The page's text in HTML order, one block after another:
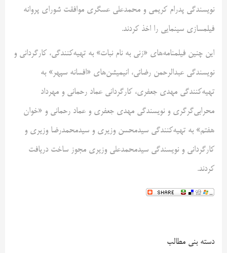
نویسندگی پدرام کریمی و محمدعلی عسگری موافقت شورای پروانه
فیلمسازی سینمایی را اخذ کردند.
این چنین فیلمنامه‌های «زنی به نام نبات» به تهیه‌کنندگی، کارگردانی و
نویسندگی عبدالرحمن رضائی، انیمیشن‌های «افسانه سپهر» به
تهیه‌کنندگی مهدی جعفری، کارگردانی عماد رحمانی و مهرداد
محرابی‌گرگری و نویسندگی مهدی جعفری و عماد رحمانی و «خوان
هفتم» به تهیه‌کنندگی سیدمحسن وزیری و سیدمحمدرضا وزیری و
کارگردانی و نویسندگی سیدمحمدعلی وزیری مجوز ساخت دریافت
کردند.
دسته بنی مطالب